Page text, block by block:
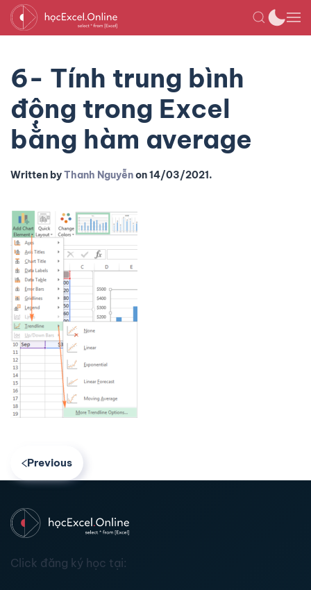
6- Tính trung bình
động trong Excel
bằng hàm average
Written byThanh Nguyễnon14/03/2021.
Previous
Click đăng ký học tại: